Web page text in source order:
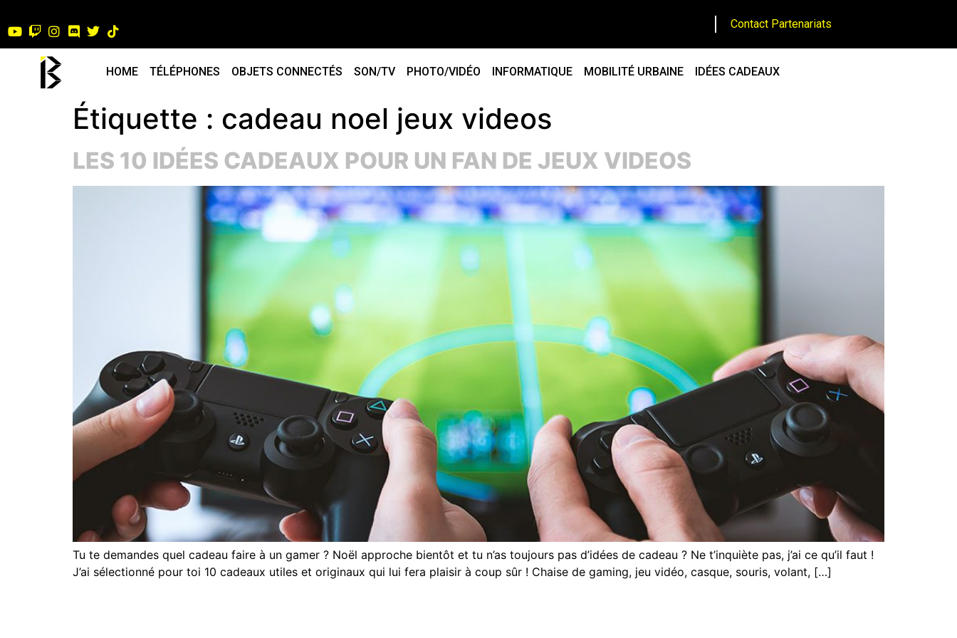
Contact Partenariats
HOME TÉLÉPHONES OBJETS CONNECTÉS SON/TV PHOTO/VIDÉO INFORMATIQUE MOBILITÉ URBAINE IDÉES CADEAUX
Étiquette : cadeau noel jeux videos
LES 10 IDÉES CADEAUX POUR UN FAN DE JEUX VIDEOS
Tu te demandes quel cadeau faire à un gamer ? Noël approche bientôt et tu n’as toujours pas d’idées de cadeau ? Ne t’inquiète pas, j’ai ce qu’il faut !
J’ai sélectionné pour toi 10 cadeaux utiles et originaux qui lui fera plaisir à coup sûr ! Chaise de gaming, jeu vidéo, casque, souris, volant, […]